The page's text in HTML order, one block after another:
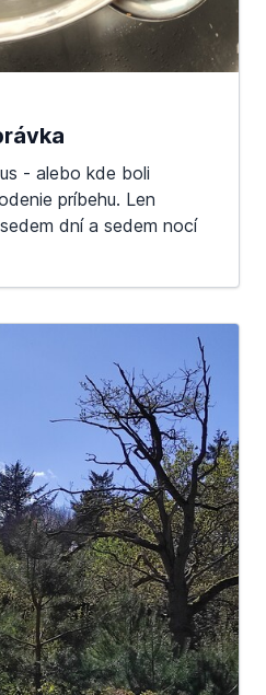
- alebo kde boli
príbehu. Len
dní a sedem nocí